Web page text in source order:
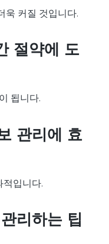
욱 커질 것입니다.
절약에 도
됩니다.
관리에 효
적입니다.
리하는 팁